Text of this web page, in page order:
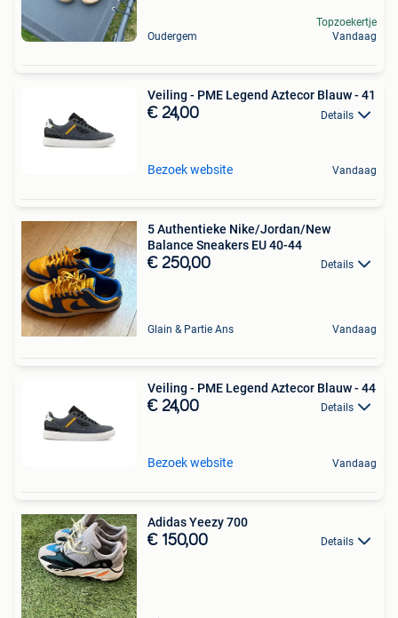
Oudergem
Topzoekertje
Vandaag
Veiling - PME Legend Aztecor Blauw - 41
€ 24,00 Details
Bezoek website Vandaag
5 Authentieke Nike/Jordan/New
Balance Sneakers EU 40-44
€ 250,00 Details
Glain & Partie Ans Vandaag
Veiling - PME Legend Aztecor Blauw - 44
€ 24,00 Details
Bezoek website Vandaag
Adidas Yeezy 700
€ 150,00 Details